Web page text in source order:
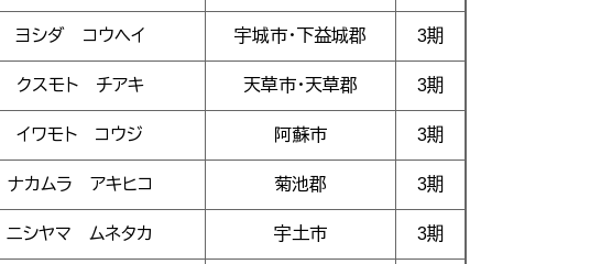
ヨシダ コウヘイ 宇城市・下益城郡 3期
クスモト チアキ 天草市・天草郡 3期
イワモト コウジ 阿蘇市 3期
ナカムラ アキヒコ 菊池郡 3期
ニシヤマ ムネタカ 宇土市 3期